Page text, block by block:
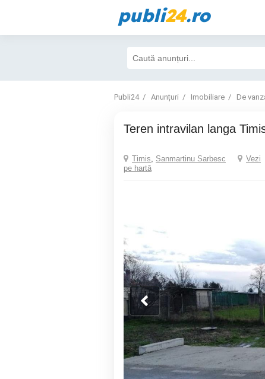
publi24.ro
Publi24 Anunțuri Imobiliare De
Teren intravilan langa
Timis Sanmartinu Sarbesc
Vezi
pe hartă